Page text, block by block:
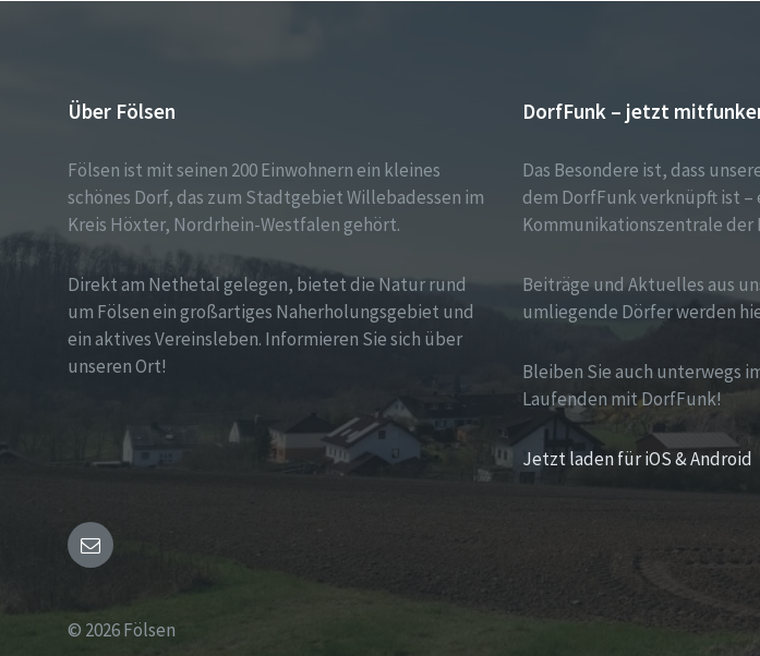
Über Fölsen
Fölsen ist mit seinen 200 Einwohnern ein kleines
schönes Dorf, das zum Stadtgebiet Willebadessen im
Kreis Höxter, Nordrhein-Westfalen gehört.
Direkt am Nethetal gelegen, bietet die Natur rund
um Fölsen ein großartiges Naherholungsgebiet und
ein aktives Vereinsleben. Informieren Sie sich über
unseren Ort!
DorfFunk – jetzt
Das Besondere ist, dass
dem DorfFunk verknüpft ist –
Kommunikationszentrale der
Beiträge und Aktuelles aus
umliegende Dörfer werden
Bleiben Sie auch unterwegs
Laufenden mit DorfFunk!
Jetzt laden für iOS & Android
Email
© 2026 Fölsen